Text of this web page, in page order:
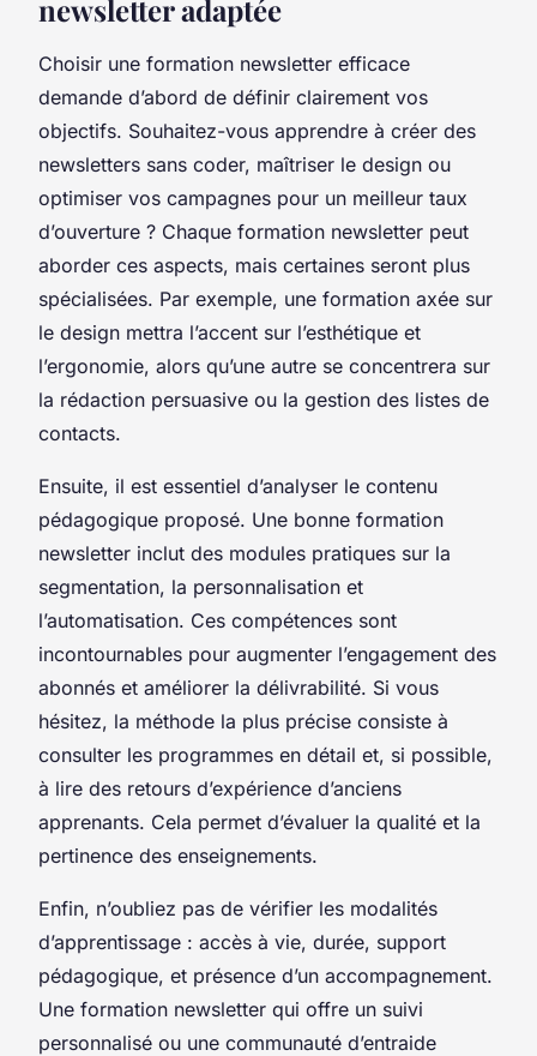
newsletter adaptée
Choisir une formation newsletter efficace
demande d’abord de définir clairement vos
objectifs. Souhaitez-vous apprendre à créer des
newsletters sans coder, maîtriser le design ou
optimiser vos campagnes pour un meilleur taux
d’ouverture ? Chaque formation newsletter peut
aborder ces aspects, mais certaines seront plus
spécialisées. Par exemple, une formation axée sur
le design mettra l’accent sur l’esthétique et
l’ergonomie, alors qu’une autre se concentrera sur
la rédaction persuasive ou la gestion des listes de
contacts.
Ensuite, il est essentiel d’analyser le contenu
pédagogique proposé. Une bonne formation
newsletter inclut des modules pratiques sur la
segmentation, la personnalisation et
l’automatisation. Ces compétences sont
incontournables pour augmenter l’engagement des
abonnés et améliorer la délivrabilité. Si vous
hésitez, la méthode la plus précise consiste à
consulter les programmes en détail et, si possible,
à lire des retours d’expérience d’anciens
apprenants. Cela permet d’évaluer la qualité et la
pertinence des enseignements.
Enfin, n’oubliez pas de vérifier les modalités
d’apprentissage : accès à vie, durée, support
pédagogique, et présence d’un accompagnement.
Une formation newsletter qui offre un suivi
personnalisé ou une communauté d’entraide